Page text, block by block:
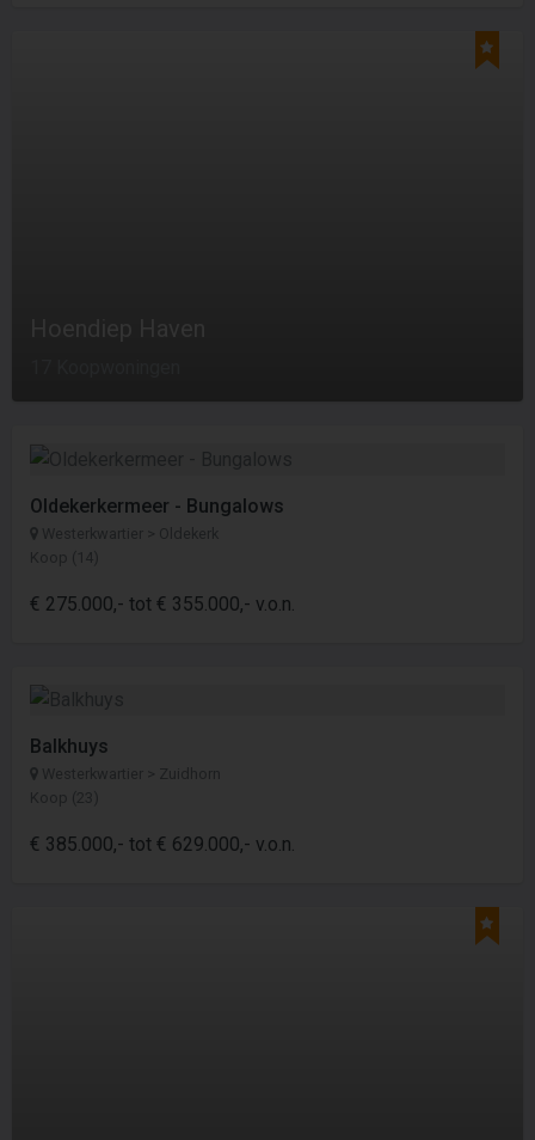
Oldekerkermeer - Bungalows
Westerkwartier > Oldekerk
Koop (14)
€ 275.000,- tot € 355.000,- v.o.n.
Balkhuys
Westerkwartier > Zuidhorn
Koop (23)
€ 385.000,- tot € 629.000,- v.o.n.